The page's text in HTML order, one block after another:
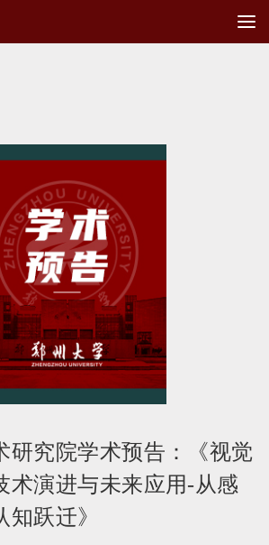
研究院学术预告：《视觉
术演进与未来应用-从感
跃迁》